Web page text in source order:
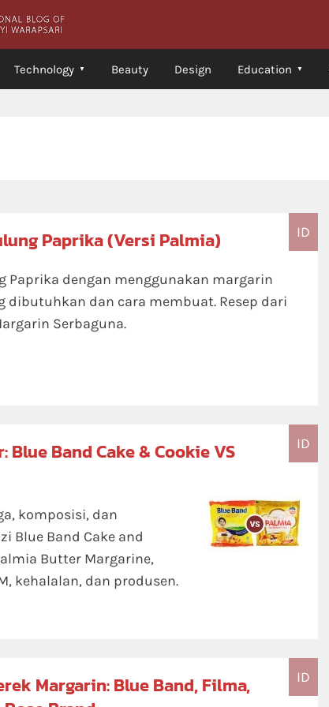
Technology Beauty Design Education
ID
Paprika (Versi Palmia)
Paprika dengan menggunakan margarin
dibutuhkan dan cara membuat. Resep dari
Serbaguna.
ID
Blue Band Cake & Cookie VS
komposisi, dan
Blue Band Cake and
Butter Margarine,
kehalalan, dan produsen.
ID
Margarin: Blue Band, Filma,